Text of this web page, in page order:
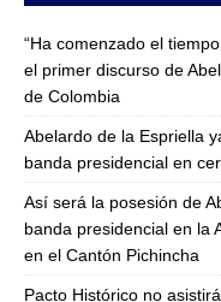
“Ha comenzado el
el primer discurso de
de Colombia
Abelardo de la Espriella
banda presidencial en
Así será la posesión de
banda presidencial en la
en el Cantón Pichincha
Pacto Histórico no